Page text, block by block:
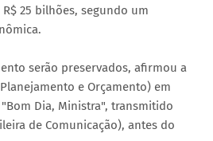
25 bilhões, segundo um
serão preservados, afirmou a
e Orçamento) em
Dia, Ministra", transmitido
de Comunicação), antes do